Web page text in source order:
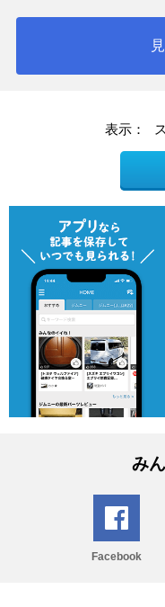
表示：
み
Facebook